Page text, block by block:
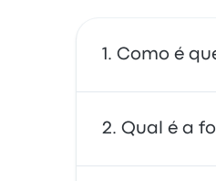
Como é
Pode apanhar
Qual é a